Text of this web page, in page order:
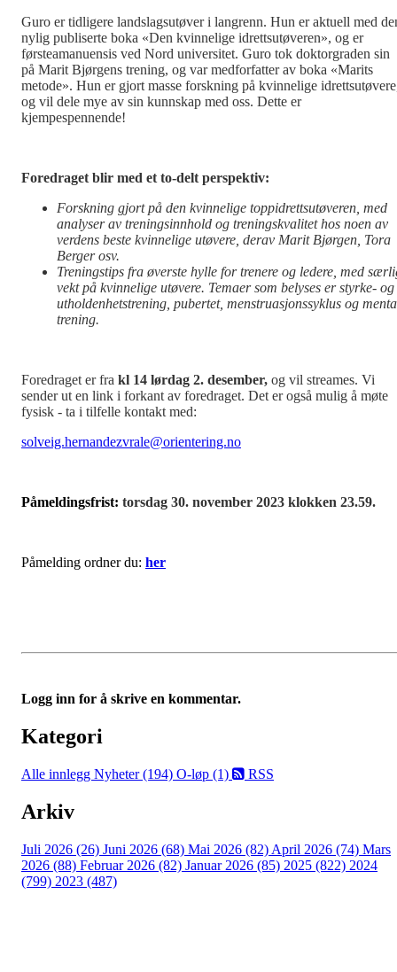
Guro er tidligere landslagsutøver i langrenn. Hun er aktuell med
nylig publiserte boka «Den kvinnelige idrettsutøveren», og er
førsteamanuensis ved Nord universitet. Guro tok doktorgraden sin
på Marit Bjørgens trening, og var medforfatter av boka «Marits
metode». Hun er gjort masse forskning på kvinnelige
og vil dele mye av sin kunnskap med oss. Dette er
kjempespennende!
Foredraget blir med et to-delt perspektiv:
Forskning gjort på den kvinnelige toppidrettsutøveren, med
analyser av treningsinnhold og treningskvalitet hos noen av
verdens beste kvinnelige utøvere, derav Marit Bjørgen, Tora
Berger osv.
Treningstips fra øverste hylle for trenere og ledere, med
vekt på kvinnelige utøvere. Temaer som belyses er styrke- og
utholdenhetstrening, pubertet, menstruasjonssyklus og
trening.
Foredraget er fra kl 14 lørdag 2. desember, og vil streames. Vi
sender ut en link i forkant av foredraget. Det er også mulig å møte
fysisk - ta i tilfelle kontakt med:
solveig.hernandezvrale@orientering.no
Påmeldingsfrist: torsdag 30. november 2023 klokken 23.59.
Påmelding ordner du: her
Logg inn for å skrive en kommentar.
Kategori
Alle innlegg Nyheter (194) O-løp (1) RSS
Arkiv
Juli 2026 (26) Juni 2026 (68) Mai 2026 (82) April 2026 (74) Mars
2026 (88) Februar 2026 (82) Januar 2026 (85) 2025 (822) 2024
(799) 2023 (487)